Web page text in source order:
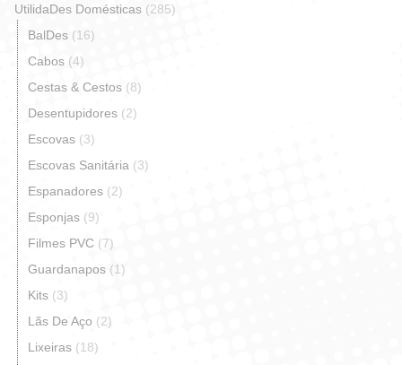
UtilidaDes Domésticas (285)
BalDes (16)
Cabos (4)
Cestas & Cestos (8)
Desentupidores (2)
Escovas (3)
Escovas Sanitária (3)
Espanadores (2)
Esponjas (9)
Filmes PVC (7)
Guardanapos (1)
Kits (3)
Lãs De Aço (2)
Lixeiras (18)